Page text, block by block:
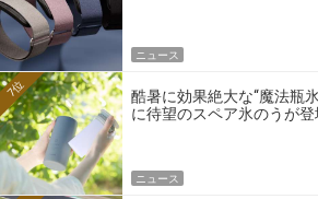
ニュース
酷暑に効果絶大な“魔法瓶
に待望のスペア氷のうが登
7位
ニュース